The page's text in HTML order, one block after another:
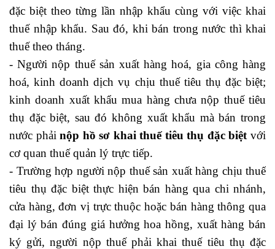
đặc biệt theo từng lần nhập khẩu cùng với việc khai
thuế nhập khẩu. Sau đó, khi bán trong nước thì khai
thuế theo tháng.
- Người nộp thuế sản xuất hàng hoá, gia công hàng
hoá, kinh doanh dịch vụ chịu thuế tiêu thụ đặc biệt;
kinh doanh xuất khẩu mua hàng chưa nộp thuế tiêu
thụ đặc biệt, sau đó không xuất khẩu mà bán trong
nước phảinộp hồ sơ khai thuế tiêu thụ đặc biệt với
cơ quan thuế quản lý trực tiếp.
- Trường hợp người nộp thuế sản xuất hàng chịu thuế
tiêu thụ đặc biệt thực hiện bán hàng qua chi nhánh,
cửa hàng, đơn vị trực thuộc hoặc bán hàng thông qua
đại lý bán đúng giá hưởng hoa hồng, xuất hàng bán
ký gửi, người nộp thuế phải khai thuế tiêu thụ đặc